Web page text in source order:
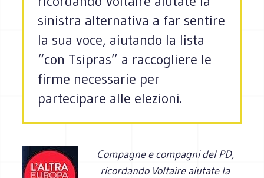
sinistra alternativa a far sentire
la sua voce, aiutando la lista
“con Tsipras” a raccogliere le
firme necessarie per
partecipare alle elezioni.
Compagne e compagni del PD,
ricordando Voltaire aiutate la